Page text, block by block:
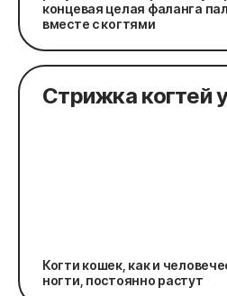
концевая целая фаланга
вместе с когтями
Стрижка когтей
Когти кошек, как и
ногти, постоянно растут